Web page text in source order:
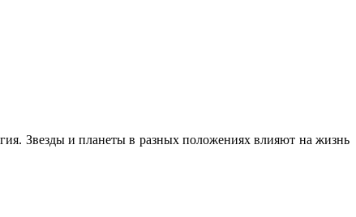
Звезды и планеты в разных положениях влияют на жизнь